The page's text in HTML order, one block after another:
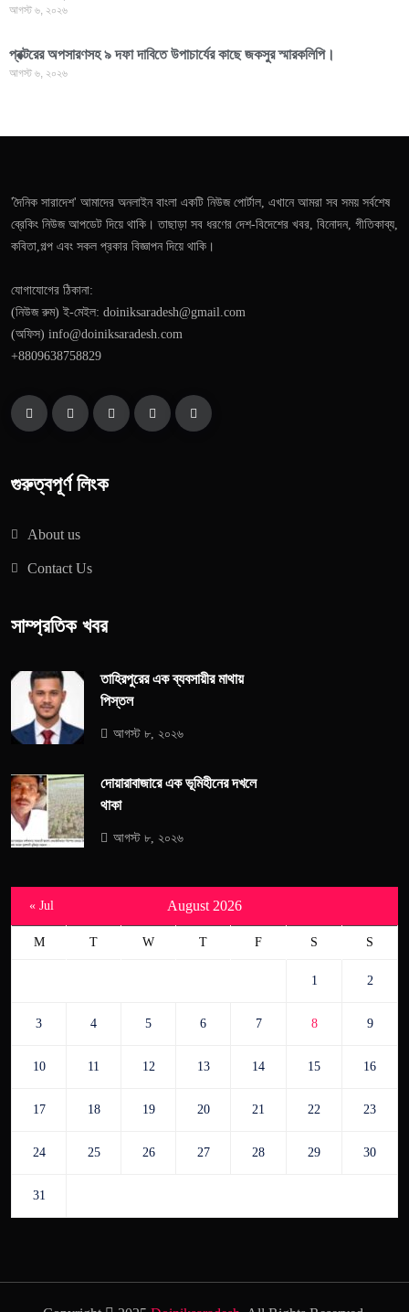
আগস্ট ৬, ২০২৬
প্রক্টরের অপসারণসহ ৯ দফা দাবিতে উপাচার্যের কাছে জকসুর স্মারকলিপি।
আগস্ট ৬, ২০২৬
'দৈনিক সারাদেশ' আমাদের অনলাইন বাংলা একটি নিউজ পোর্টাল, এখানে আমরা সব সময় সর্বশেষ
ব্রেকিং নিউজ আপডেট দিয়ে থাকি। তাছাড়া সব ধরণের দেশ-বিদেশের খবর, বিনোদন, গীতিকাব্য,
কবিতা,গল্প এবং সকল প্রকার বিজ্ঞাপন দিয়ে থাকি।
যোগাযোগের ঠিকানা:
(নিউজ রুম) ই-মেইল: doiniksaradesh@gmail.com
(অফিস) info@doiniksaradesh.com
+8809638758829
গুরুত্বপূর্ণ লিংক
About us
Contact Us
সাম্প্রতিক খবর
তাহিরপুরের এক ব্যবসায়ীর মাথায়
পিস্তল
আগস্ট ৮, ২০২৬
দোয়ারাবাজারে এক ভূমিহীনের দখলে
থাকা
আগস্ট ৮, ২০২৬
August 2026
M T W T F S S
1 2
3 4 5 6 7 8 9
10 11 12 13 14 15 16
17 18 19 20 21 22 23
24 25 26 27 28 29 30
31
« Jul